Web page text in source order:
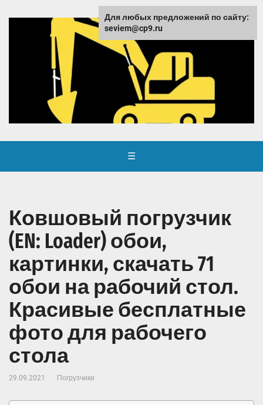
☰
Ковшовый погрузчик
(EN: Loader) обои,
картинки, скачать 71
обои на рабочий стол.
Красивые бесплатные
фото для рабочего
стола
29.09.2021 Погрузчики
Для любых предложений по сайту:
seviem@cp9.ru